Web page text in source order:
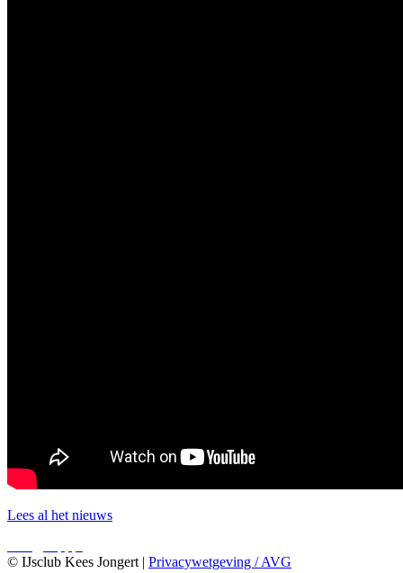
Lees al het nieuws
© IJsclub Kees Jongert | Privacywetgeving / AVG